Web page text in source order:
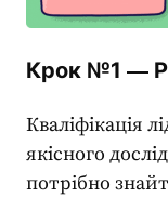
Крок №1 ―
Кваліфікація
якісного
потрібно